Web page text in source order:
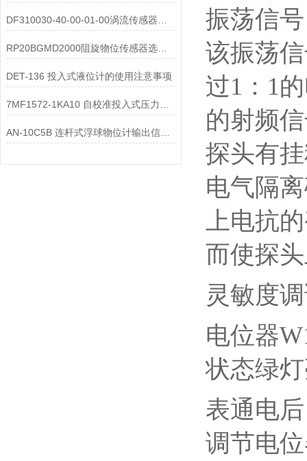
RP20BGMD2000阻旋物位传感器选型说明
DET-136 投入式液位计的使用注意事项
AN-10C5B 连杆式浮球物位计输出信号不同的机械故障点？
振荡信
该振荡
过1：1
的射频
探头有
电气隔
上电抗
而使探
灵敏度
电位器
状态绿
表通电
调节电